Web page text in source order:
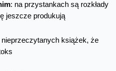
: na przystankach są rozkłady
jeszcze produkują
książek, że